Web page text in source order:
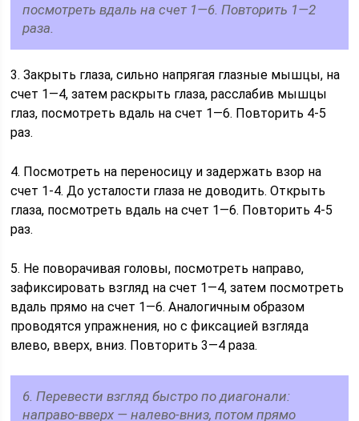
посмотреть вдаль на счет 1—6. Повторить 1—2
раза.
3. Закрыть глаза, сильно напрягая глазные мышцы, на
счет 1—4, затем раскрыть глаза, расслабив мышцы
глаз, посмотреть вдаль на счет 1—6. Повторить 4-5
раз.
4. Посмотреть на переносицу и задержать взор на
счет 1-4. До усталости глаза не доводить. Открыть
глаза, посмотреть вдаль на счет 1—6. Повторить 4-5
раз.
5. Не поворачивая головы, посмотреть направо,
зафиксировать взгляд на счет 1—4, затем посмотреть
вдаль прямо на счет 1—6. Аналогичным образом
проводятся упражнения, но с фиксацией взгляда
влево, вверх, вниз. Повторить 3—4 раза.
6. Перевести взгляд быстро по диагонали:
направо-вверх — налево-вниз, потом прямо